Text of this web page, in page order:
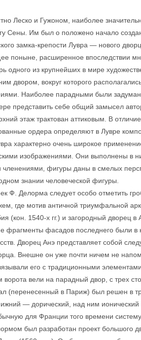
Леско и Гужоном, наиболее
Сены. Им был о положено начало
замка-крепости Лувра — нового
поныне, расширенное впоследствии
одного из крупнейших в мире
двором, вокруг которого
Наиболее парадными были
представить себе общий замысел
этаж трактован аттиковым. В
ордера определяют в Лувре
характерно очень широкое
изображениями. Они выполнены в
фигуры даны в смелых
знании человеческой фигуры.
Ф. Делорма следует особо отметить
где мотив античной триумфальной
(кон. 1540-х гг.) и загородный дворец
фрагменты фасадов последнего были
Дворец Анэ представляет собой
Внешне он уже почти ничем не
его с традиционными
вели на парадный двор, с трех
(перенесенный в Париж) был решен в
— дорический, над ним
для Франции того времени систему
был разработан проект большого